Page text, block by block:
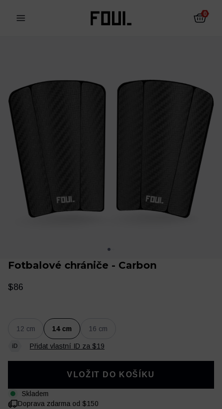
0
Fotbalové chrániče Ponožky
Oblečení
Fotbalové chrániče - Carbon
$86
12 cm 14 cm 16 cm
Přidat vlastní ID za $19
VLOŽIT DO KOŠÍKU
Skladem
Doprava zdarma od $150